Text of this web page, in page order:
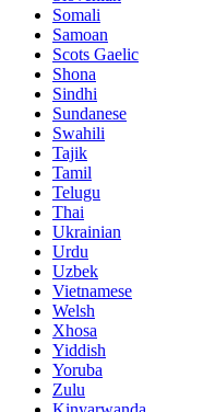
Somali
Samoan
Scots Gaelic
Shona
Sindhi
Sundanese
Swahili
Tajik
Tamil
Telugu
Thai
Ukrainian
Urdu
Uzbek
Vietnamese
Welsh
Xhosa
Yiddish
Yoruba
Zulu